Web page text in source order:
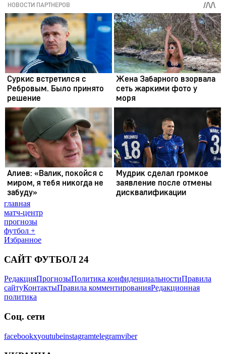
главная
матч-центр
прогнозы
футбол +
Избранное
САЙТ ФУТБОЛ 24
РедакцияПрогнозыПолитика конфиденциальностиПравила
сайтуКонтактыПравила комментированияРедакционная
политика
Соц. сети
facebookxyoutubeinstagramtelegramviber